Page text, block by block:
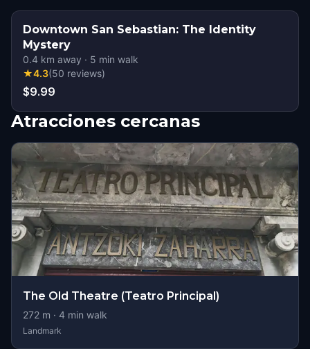
Downtown San Sebastian: The Identity
Mystery
0.4 km away · 5 min walk
★4.3(50 reviews)
$9.99
Atracciones cercanas
The Old Theatre (Teatro Principal)
272 m · 4 min walk
Landmark